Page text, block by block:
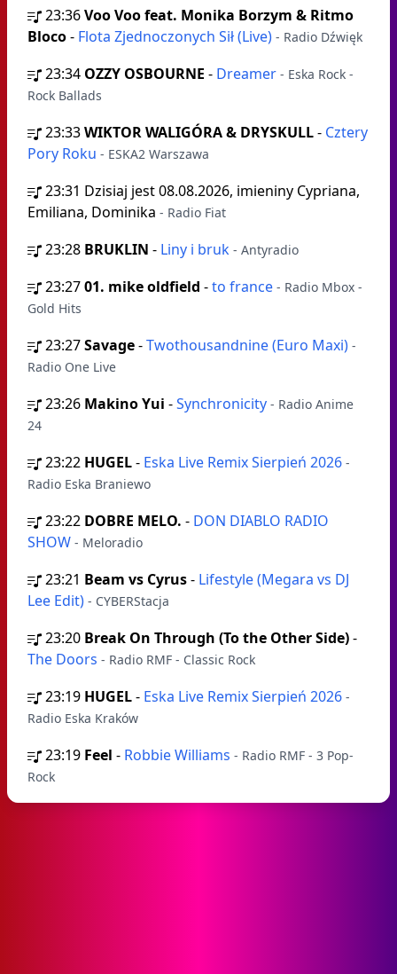
23:36Voo Voo feat. Monika Borzym & Ritmo
Bloco- Flota Zjednoczonych Sił (Live) - Radio Dźwięk
23:34 OZZY OSBOURNE - Dreamer - Eska Rock -
Rock Ballads
23:33WIKTOR WALIGÓRA & DRYSKULL- Cztery
Pory Roku - ESKA2 Warszawa
23:31 Dzisiaj jest 08.08.2026, imieniny Cypriana,
Emiliana, Dominika - Radio Fiat
23:28 BRUKLIN - Liny i bruk - Antyradio
23:2701. mike oldfield -to france - Radio Mbox -
Gold Hits
23:27Savage-Twothousandnine (Euro Maxi) -
Radio One Live
23:26 Makino Yui -Synchronicity - Radio Anime
24
23:22 HUGEL- Eska Live Remix Sierpień 2026 -
Radio Eska Braniewo
23:22 DOBRE MELO. - DON DIABLO RADIO
SHOW - Meloradio
23:21 Beam vs Cyrus- Lifestyle (Megara vs DJ
Lee Edit) - CYBERStacja
23:20 Break On Through (To the Other Side)-
The Doors - Radio RMF - Classic Rock
23:19 HUGEL- Eska Live Remix Sierpień 2026 -
Radio Eska Kraków
23:19 Feel - Robbie Williams - Radio RMF - 3 Pop-
Rock